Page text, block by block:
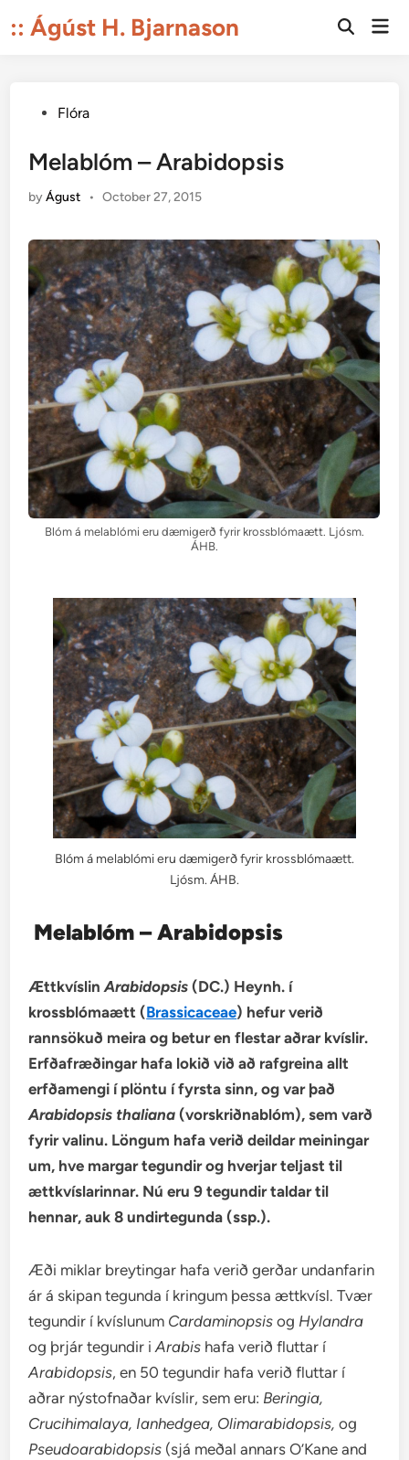
to:: Ágúst H. Bjarnason
Open
PostedFlóra
Melablóm – Arabidopsis
byÁgust • October 27, 2015
Blóm á melablómi eru dæmigerð fyrir krossblómaætt. Ljósm.
ÁHB.
Blóm á melablómi eru dæmigerð fyrir krossblómaætt.
Ljósm. ÁHB.
Melablóm – Arabidopsis
ÆttkvíslinArabidopsis (DC.) Heynh. í
krossblómaætt (Brassicaceae) hefur verið
rannsökuð meira og betur en flestar aðrar kvíslir.
Erfðafræðingar hafa lokið við að rafgreina allt
erfðamengi í plöntu í fyrsta sinn, og var það
Arabidopsis thaliana (vorskriðnablóm), sem varð
fyrir valinu. Löngum hafa verið deildar meiningar
um, hve margar tegundir og hverjar teljast til
ættkvíslarinnar. Nú eru 9 tegundir taldar til
hennar, auk 8 undirtegunda (ssp.).
Æði miklar breytingar hafa verið gerðar undanfarin
ár á skipan tegunda í kringum þessa ættkvísl. Tvær
tegundir í kvíslunum Cardaminopsis og Hylandra
og þrjár tegundir iArabis hafa verið fluttar í
Arabidopsis, en 50 tegundir hafa verið fluttar í
aðrar nýstofnaðar kvíslir, sem eru: Beringia,
Crucihimalaya, Ianhedgea, Olimarabidopsis, og
Pseudoarabidopsis (sjá meðal annars O’Kane and